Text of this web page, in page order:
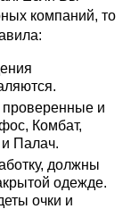
компаний, то
и
Комбат,
Палач.
должны
одежде.
очки и